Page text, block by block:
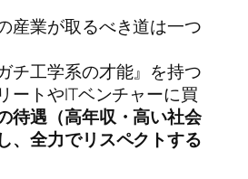
産業が取るべき道は一つ
チ工学系の才能』を持つ
ートやITベンチャーに買
待遇（高年収・高い社会
、全力でリスペクトする